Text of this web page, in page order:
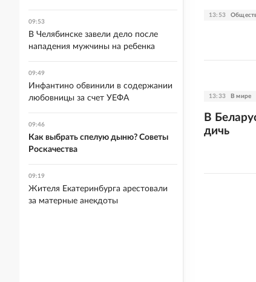
13:53
13:33 В мире
В
дичь
09:53
В Челябинске завели дело после
нападения мужчины на ребенка
09:49
Инфантино обвинили в содержании
любовницы за счет УЕФА
09:46
Как выбрать спелую дыню? Советы
Роскачества
09:19
Жителя Екатеринбурга арестовали
за матерные анекдоты